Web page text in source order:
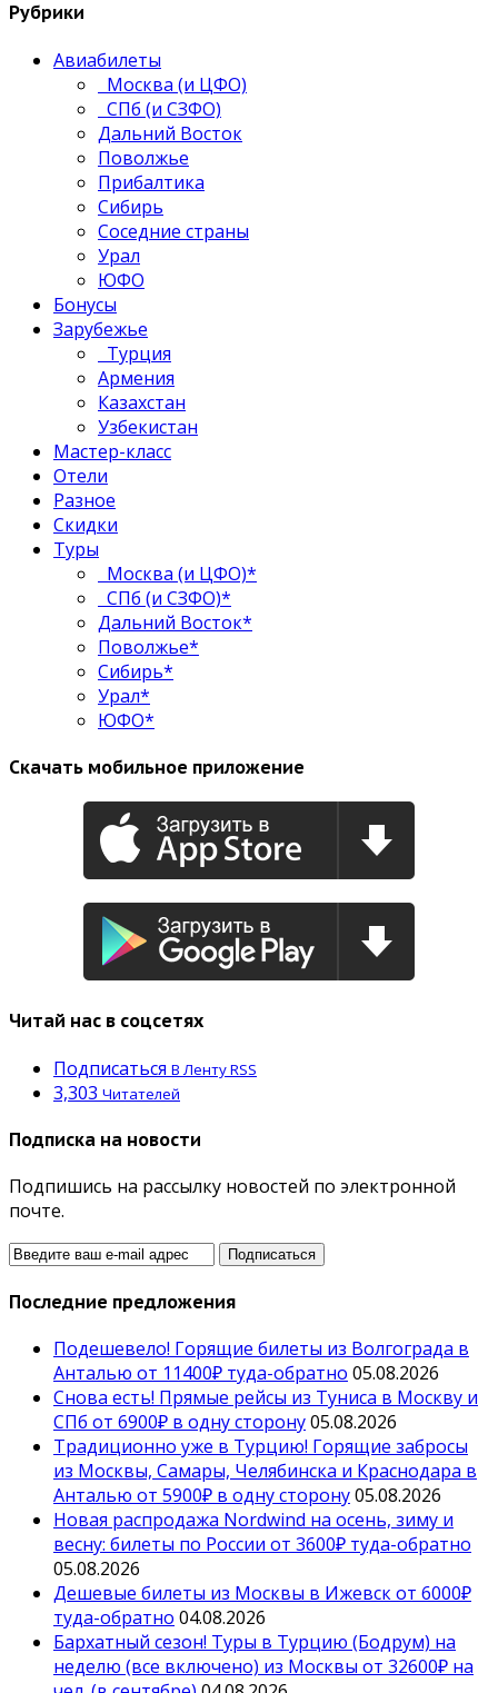
Рубрики
Авиабилеты
Москва (и ЦФО)
СПб (и СЗФО)
Дальний Восток
Поволжье
Прибалтика
Сибирь
Соседние страны
Урал
ЮФО
Бонусы
Зарубежье
Турция
Армения
Казахстан
Узбекистан
Мастер-класс
Отели
Разное
Скидки
Туры
Москва (и ЦФО)*
СПб (и СЗФО)*
Дальний Восток*
Поволжье*
Сибирь*
Урал*
ЮФО*
Скачать мобильное приложение
Читай нас в соцсетях
Подписаться В Ленту RSS
3,303 Читателей
Подписка на новости
Подпишись на рассылку новостей по электронной
почте.
Последние предложения
Подешевело! Горящие билеты из Волгограда в
Анталью от 11400₽ туда-обратно 05.08.2026
Снова есть! Прямые рейсы из Туниса в Москву и
СПб от 6900₽ в одну сторону05.08.2026
Традиционно уже в Турцию! Горящие забросы
из Москвы, Самары, Челябинска и Краснодара в
Анталью от 5900₽ в одну сторону05.08.2026
Новая распродажа Nordwind на осень, зиму и
весну: билеты по России от 3600₽ туда-обратно
05.08.2026
Дешевые билеты из Москвы в Ижевск от 6000₽
туда-обратно 04.08.2026
Бархатный сезон! Туры в Турцию (Бодрум) на
неделю (все включено) из Москвы от 32600₽ на